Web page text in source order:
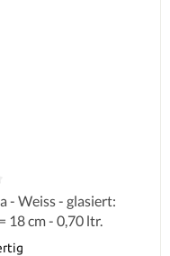
0 von 5 Sternen
- Weiss - glasiert:
18 cm - 0,70 ltr.